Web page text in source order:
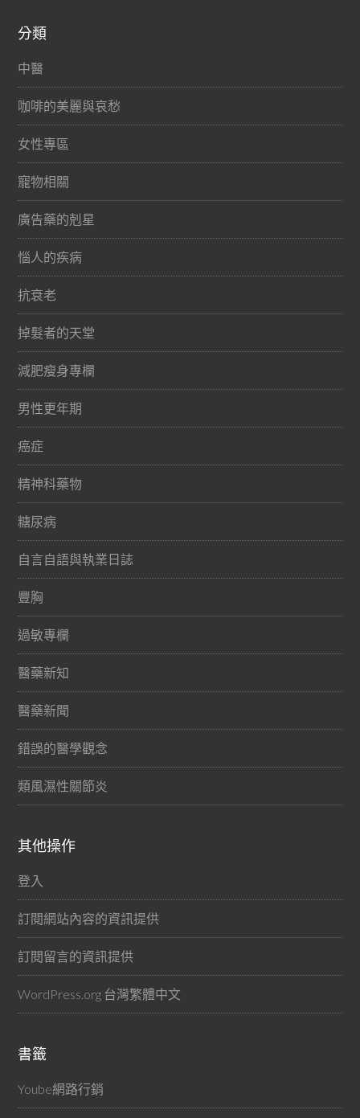
分類
中醫
咖啡的美麗與哀愁
女性專區
寵物相關
廣告藥的剋星
惱人的疾病
抗衰老
掉髮者的天堂
減肥瘦身專欄
男性更年期
癌症
精神科藥物
糖尿病
自言自語與執業日誌
豐胸
過敏專欄
醫藥新知
醫藥新聞
錯誤的醫學觀念
類風濕性關節炎
其他操作
登入
訂閱網站內容的資訊提供
訂閱留言的資訊提供
WordPress.org 台灣繁體中文
書籤
Yoube網路行銷